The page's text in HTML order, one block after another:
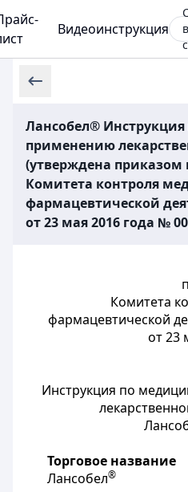
Видеоинструкция
Лансобел®
применению
(утверждена приказом
Комитета контроля
фармацевтической
от 23 мая 2016 года №
Комитета
фармацевтической
от 23
Инструкция по
Торговое название
Лансобел®